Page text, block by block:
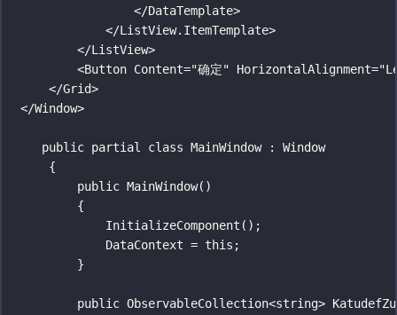
</DataTemplate>
</ListView.ItemTemplate>
</ListView>
<Button Content="确定" HorizontalAlignment="
</Grid>
</Window>
public partial class MainWindow :
Window
{
public MainWindow()
{
InitializeComponent ();
DataContext = this ;
}
public ObservableCollection<string>